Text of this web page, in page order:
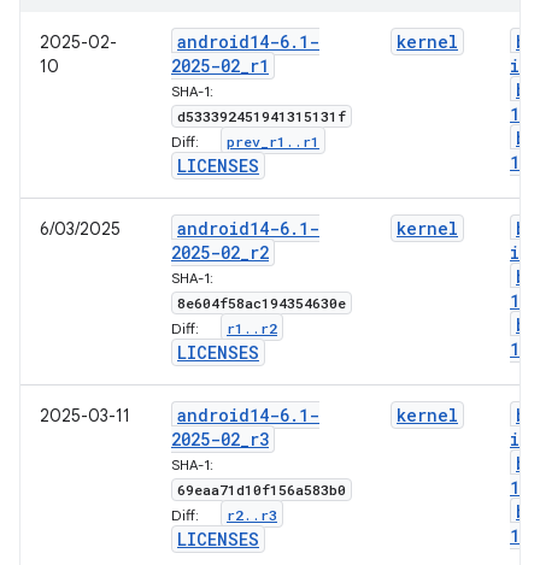
2025-02-
10
android14-6. 1-
2025-02_r1
SHA-1:
d533392451941315131f
Diff: prev r1 . . r1
LICENSES
kernel
img
1-
1-
6/03/2025 android14-6. 1-
2025-02_r2
SHA-1:
8e604f58ac194354630e
Diff: r1 . . r2
LICENSES
kernel
img
1-
1-
2025-03-11 android14-6. 1-
2025-02_r3
SHA-1:
69eaa71d10f156a583b0
Diff: r2. . r3
LICENSES
kernel
img
1-
1-